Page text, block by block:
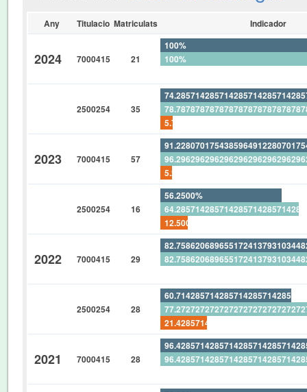
Any Titulacio Matriculats Indicador
2024 7000415 21
100%
100%
2500254 35
2023 7000415 57
2500254 16
56.2500%
12.500%
2022 7000415 29
2500254 28
2021 7000415 28